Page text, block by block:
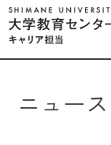
ニュース